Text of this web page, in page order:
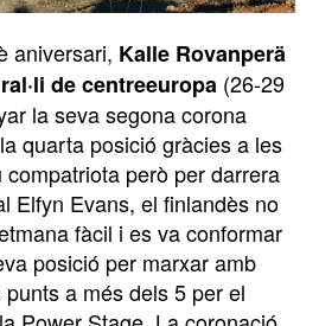
aniversari, Kalle Rovanperä
de centreeuropa (26-29
la seva segona corona
quarta posició gràcies a les
però per darrera
Elfyn Evans, el finlandès no
fàcil i es va conformar
posició per marxar amb
a més dels 5 per el